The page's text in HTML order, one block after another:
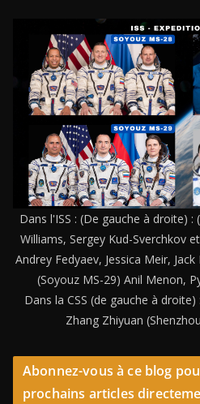
Dans l'ISS : (De gauche à droite)
Williams, Sergey Kud-Sverchkov
Andrey Fedyaev, Jessica Meir,
(Soyouz MS-29) Anil Menon,
Dans la CSS (de gauche à
Zhang Zhiyuan
Abonnez-vous à ce blog
prochains articles